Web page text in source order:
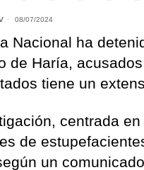
08/07/2024
Nacional ha
de Haría,
tiene un
centrada
de
un